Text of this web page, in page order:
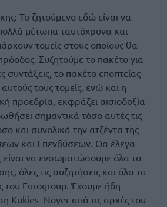
Το ζητούμενο εδώ είναι να
μέτωπα ταυτόχρονα και
τομείς στους οποίους θα
Συζητούμε το πακέτο για
συντάξεις, το πακέτο εποπτείας
τους τομείς, ενώ και η
προεδρία, εκφράζει αισιοδοξία
σημαντικά τόσο αυτές τις
και συνολικά την ατζέντα της
και Επενδύσεων. Θα έλεγα
είναι να ενσωματώσουμε όλα τα
όλες τις συζητήσεις και όλα τα
του Eurogroup. Έχουμε ήδη
Kukies–Noyer από τις αρχές του